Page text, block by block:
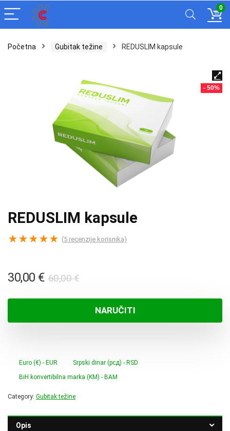
0
Početna Gubitak težine REDUSLIM kapsule
- 50%
REDUSLIM kapsule
★★★★★ (5 recenzije korisnika)
60,00€Izvorna
bila
je:
30,00 €
Trenutna
30,00 €.
NARUČITI
Euro (€) - EUR
Srpski dinar (рсд) - RSD
BiH konvertibilna marka (KM) - BAM
Category: Gubitak težine
Opis